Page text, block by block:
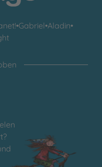
•Gabriel•Aladin•